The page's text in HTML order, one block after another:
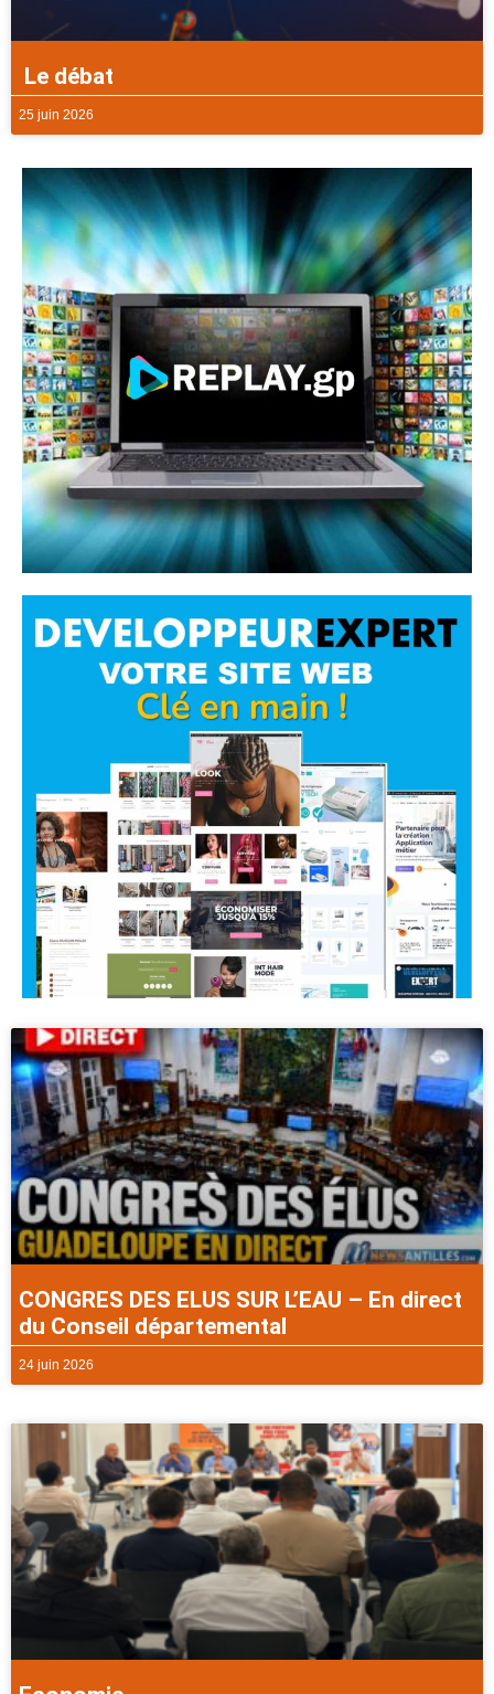
Le débat
25 juin 2026
CONGRES DES ELUS SUR L’EAU – En direct
du Conseil départemental
24 juin 2026